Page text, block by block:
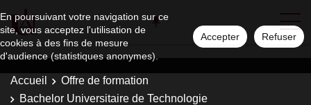
En poursuivant votre navigation sur ce
site, vous acceptez l'utilisation de
cookies à des fins de mesure
d'audience (statistiques anonymes).
Accepter Refuser
Accueil
Offre de formation
Bachelor Universitaire de Technologie